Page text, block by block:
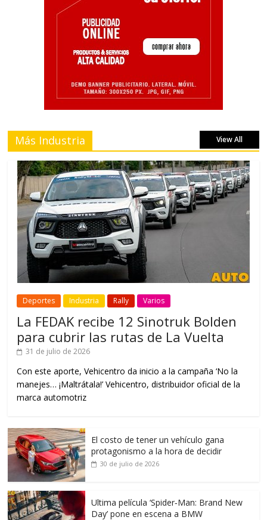
Más Industria View All
Deportes Industria Rally Varios
La FEDAK recibe 12 Sinotruk Bolden
para cubrir las rutas de La Vuelta
31 de julio de 2026
Con este aporte, Vehicentro da inicio a la campaña ‘No la
manejes… ¡Maltrátala!’ Vehicentro, distribuidor oficial de la
marca automotriz
El costo de tener un vehículo gana
protagonismo a la hora de decidir
30 de julio de 2026
Ultima película ‘Spider‑Man: Brand New
Day’ pone en escena a BMW